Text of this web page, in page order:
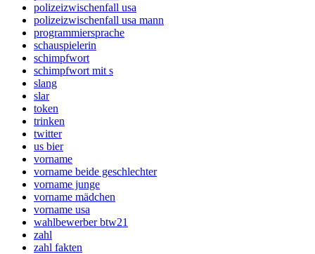
polizeizwischenfall usa
polizeizwischenfall usa mann
programmiersprache
schauspielerin
schimpfwort
schimpfwort mit s
slang
slar
token
trinken
twitter
us bier
vorname
vorname beide geschlechter
vorname junge
vorname mädchen
vorname usa
wahlbewerber btw21
zahl
zahl fakten